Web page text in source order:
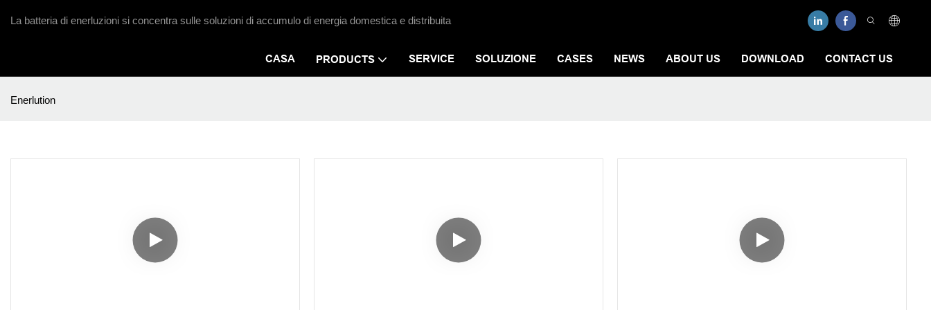
La batteria di enerluzioni si concentra sulle soluzioni di accumulo di energia domestica e distribuita
CASA PRODUCTS SERVICE SOLUZIONE CASES NEWS ABOUT US DOWNLOAD CONTACT US
Enerlution